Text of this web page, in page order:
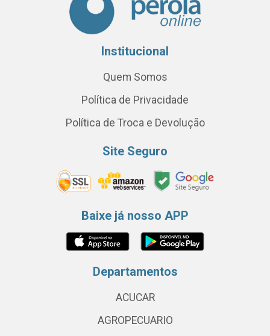
Institucional
Quem Somos
Política de Privacidade
Política de Troca e Devolução
Site Seguro
Baixe já nosso APP
Departamentos
ACUCAR
AGROPECUARIO